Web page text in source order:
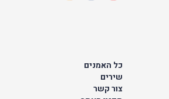
כל האמנים
שירים
צור קשר